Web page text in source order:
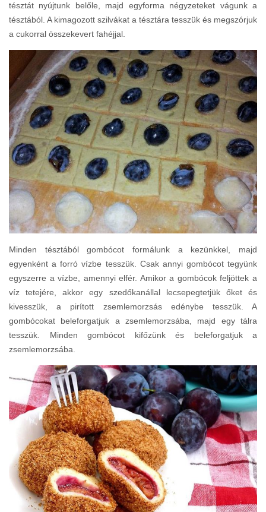
tésztát nyújtunk belőle, majd egyforma négyzeteket vágunk a
tésztából. A kimagozott szilvákat a tésztára tesszük és megszórjuk
a cukorral összekevert fahéjjal.
Minden tésztából gombócot formálunk a kezünkkel, majd
egyenként a forró vízbe tesszük. Csak annyi gombócot tegyünk
egyszerre a vízbe, amennyi elfér. Amikor a gombócok feljöttek a
víz tetejére, akkor egy szedőkanállal lecsepegtetjük őket és
kivesszük, a pirított zsemlemorzsás edénybe tesszük. A
gombócokat beleforgatjuk a zsemlemorzsába, majd egy tálra
tesszük. Minden gombócot kifőzünk és beleforgatjuk a
zsemlemorzsába.